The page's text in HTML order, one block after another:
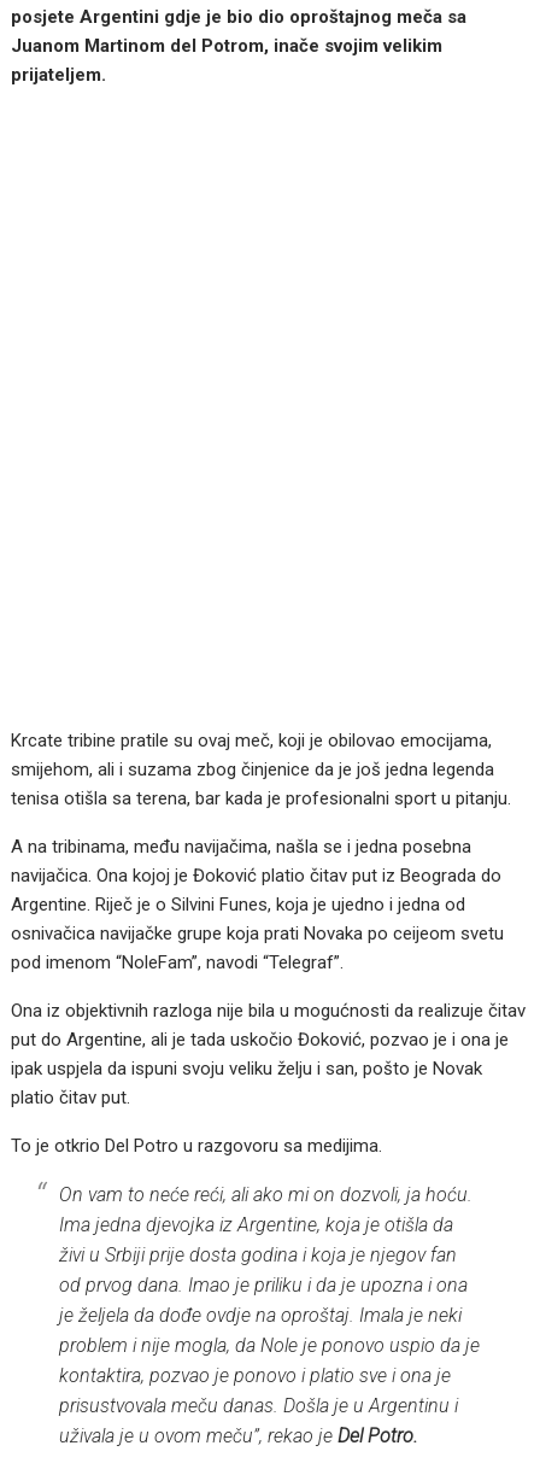
posjete Argentini gdje je bio dio oproštajnog meča sa
Juanom Martinom del Potrom, inače svojim velikim
prijateljem.
Krcate tribine pratile su ovaj meč, koji je obilovao emocijama,
smijehom, ali i suzama zbog činjenice da je još jedna legenda
tenisa otišla sa terena, bar kada je profesionalni sport u pitanju.
A na tribinama, među navijačima, našla se i jedna posebna
navijačica. Ona kojoj je Đoković platio čitav put iz Beograda do
Argentine. Riječ je o Silvini Funes, koja je ujedno i jedna od
osnivačica navijačke grupe koja prati Novaka po ceijeom svetu
pod imenom “NoleFam”, navodi “Telegraf”.
Ona iz objektivnih razloga nije bila u mogućnosti da realizuje čitav
put do Argentine, ali je tada uskočio Đoković, pozvao je i ona je
ipak uspjela da ispuni svoju veliku želju i san, pošto je Novak
platio čitav put.
To je otkrio Del Potro u razgovoru sa medijima.
On vam to neće reći, ali ako mi on dozvoli, ja hoću.
Ima jedna djevojka iz Argentine, koja je otišla da
živi u Srbiji prije dosta godina i koja je njegov fan
od prvog dana. Imao je priliku i da je upozna i ona
je željela da dođe ovdje na oproštaj. Imala je neki
problem i nije mogla, da Nole je ponovo uspio da je
kontaktira, pozvao je ponovo i platio sve i ona je
prisustvovala meču danas. Došla je u Argentinu i
uživala je u ovom meču”, rekao jeDel Potro.